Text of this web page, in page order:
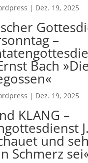
| Dez. 19, 2025
–
Bach
| Dez. 19, 2025
KLANG –
und
Schmerz